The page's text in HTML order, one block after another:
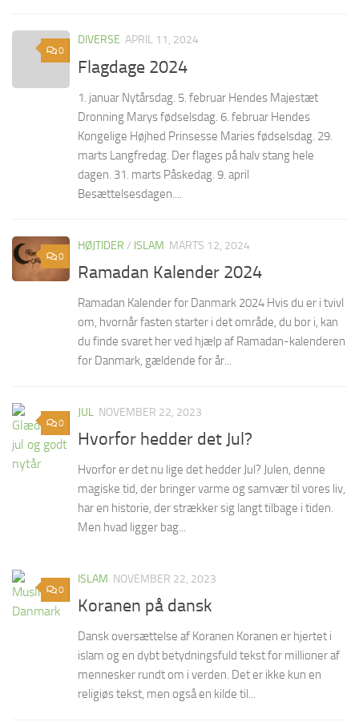
0
DIVERSE APRIL 11, 2024
Flagdage 2024
1. januar Nytårsdag. 5. februar Hendes Majestæt
Dronning Marys fødselsdag. 6. februar Hendes
Kongelige Højhed Prinsesse Maries fødselsdag. 29.
marts Langfredag. Der flages på halv stang hele
dagen. 31. marts Påskedag. 9. april
Besættelsesdagen....
0
HØJTIDER / ISLAM MARTS 12, 2024
Ramadan Kalender 2024
Ramadan Kalender for Danmark 2024 Hvis du er i tvivl
om, hvornår fasten starter i det område, du bor i, kan
du finde svaret her ved hjælp af Ramadan-kalenderen
for Danmark, gældende for år...
0
JUL NOVEMBER 22, 2023
Hvorfor hedder det Jul?
Hvorfor er det nu lige det hedder Jul? Julen, denne
magiske tid, der bringer varme og samvær til vores liv,
har en historie, der strækker sig langt tilbage i tiden.
Men hvad ligger bag...
0
ISLAM NOVEMBER 22, 2023
Koranen på dansk
Dansk oversættelse af Koranen Koranen er hjertet i
islam og en dybt betydningsfuld tekst for millioner af
mennesker rundt om i verden. Det er ikke kun en
religiøs tekst, men også en kilde til...